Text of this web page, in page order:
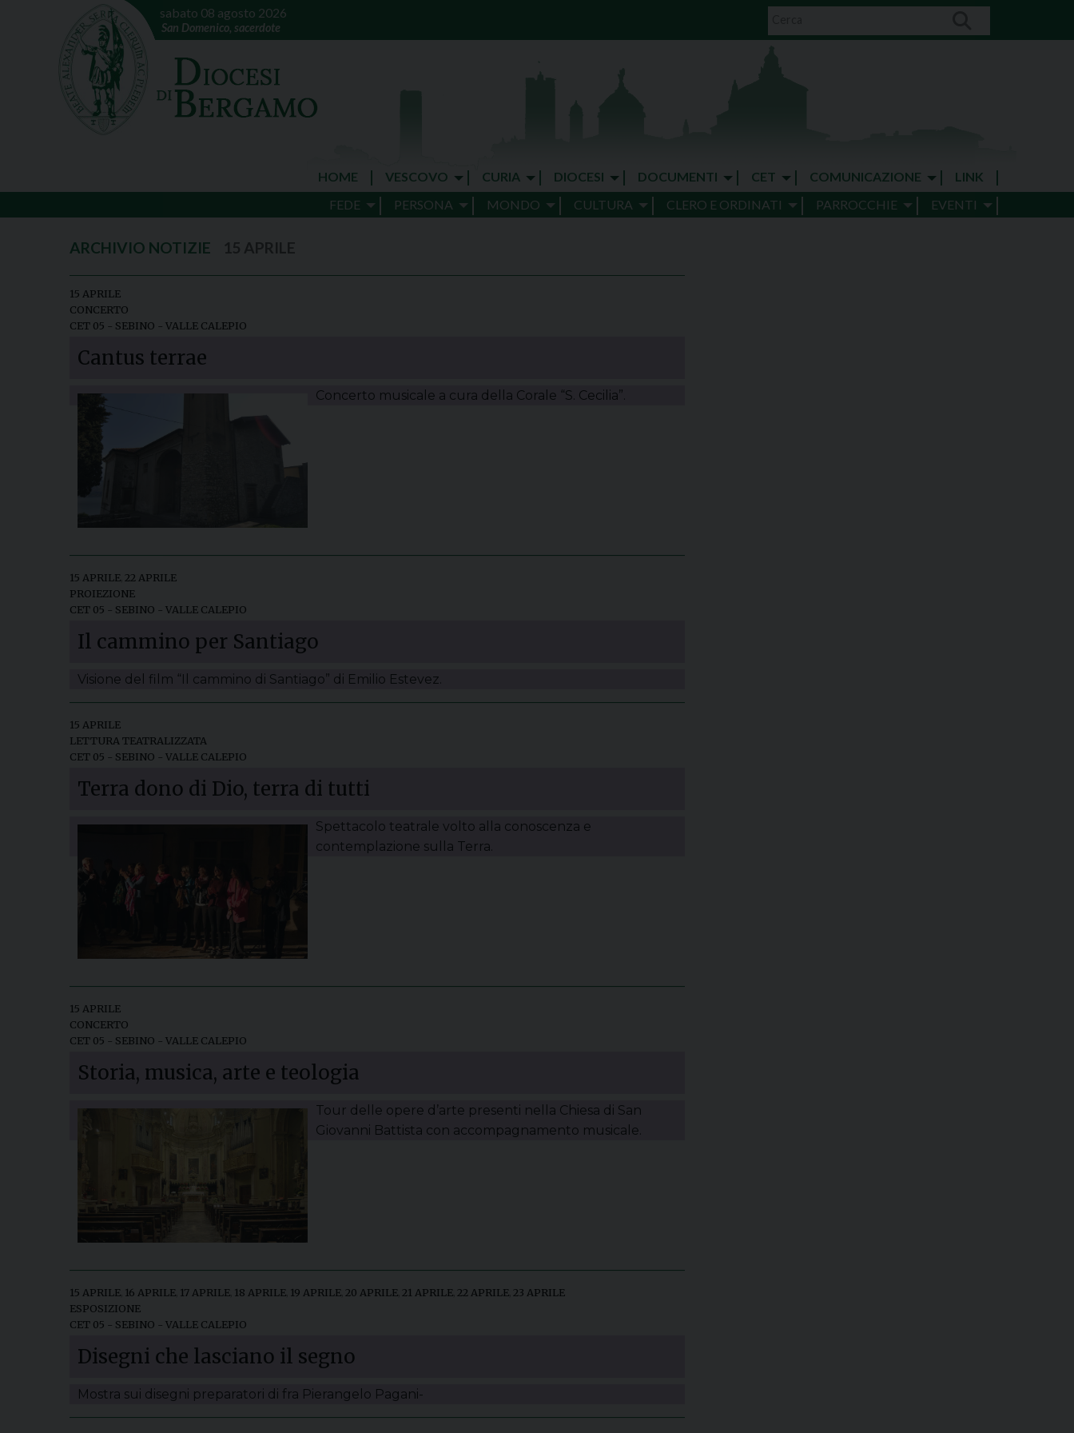
sabato 08 agosto 2026
San Domenico, sacerdote
HOME VESCOVO CURIA DIOCESI DOCUMENTI CET COMUNICAZIONE
LINK
FEDE
PERSONA MONDO CULTURA CLERO E ORDINATI PARROCCHIE EVENTI
15 APRILE
CONCERTO
CET 05 - SEBINO - VALLE CALEPIO
Cantus terrae
Concerto musicale a cura della Corale “S. Cecilia”.
15 APRILE 22 APRILE
PROIEZIONE
CET 05 - SEBINO - VALLE CALEPIO
Il cammino per Santiago
Visione del film “Il cammino di Santiago” di Emilio Estevez.
15 APRILE
LETTURA TEATRALIZZATA
CET 05 - SEBINO - VALLE CALEPIO
Terra dono di Dio, terra di tutti
Spettacolo teatrale volto alla conoscenza e
contemplazione sulla Terra.
15 APRILE
CONCERTO
CET 05 - SEBINO - VALLE CALEPIO
Storia, musica, arte e teologia
Tour delle opere d’arte presenti nella Chiesa di San
Giovanni Battista con accompagnamento musicale.
15 APRILE 16 APRILE 17 APRILE 18 APRILE 19 APRILE 20 APRILE 21 APRILE 22 APRILE 23 APRILE
ESPOSIZIONE
CET 05 - SEBINO - VALLE CALEPIO
Disegni che lasciano il segno
Mostra sui disegni preparatori di fra Pierangelo Pagani-